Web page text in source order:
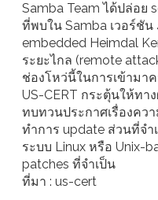
Samba Team ได้ปล่อย
ที่พบใน Samba เวอร์ชัน
embedded Heimdal
ระยะไกล (remote
ช่องโหว่นี้ในการเข้ามา
US-CERT กระตุ้นให้ทา
ทบทวนประกาศเรื่องคว
ทำการ update ส่วนที่จำ
ระบบ Linux หรือ Unix-
patches ที่จำเป็น
ที่มา : us-cert